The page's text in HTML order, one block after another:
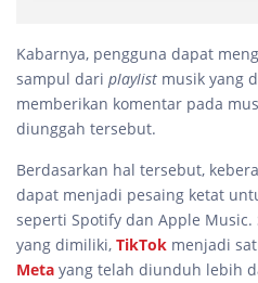
Kabarnya, pengguna dapat
sampul dari playlist musik yang
memberikan komentar pada
diunggah tersebut.
Berdasarkan hal tersebut,
dapat menjadi pesaing ketat
seperti Spotify dan Apple
yang dimiliki, TikTok menjadi
Meta yang telah diunduh lebih